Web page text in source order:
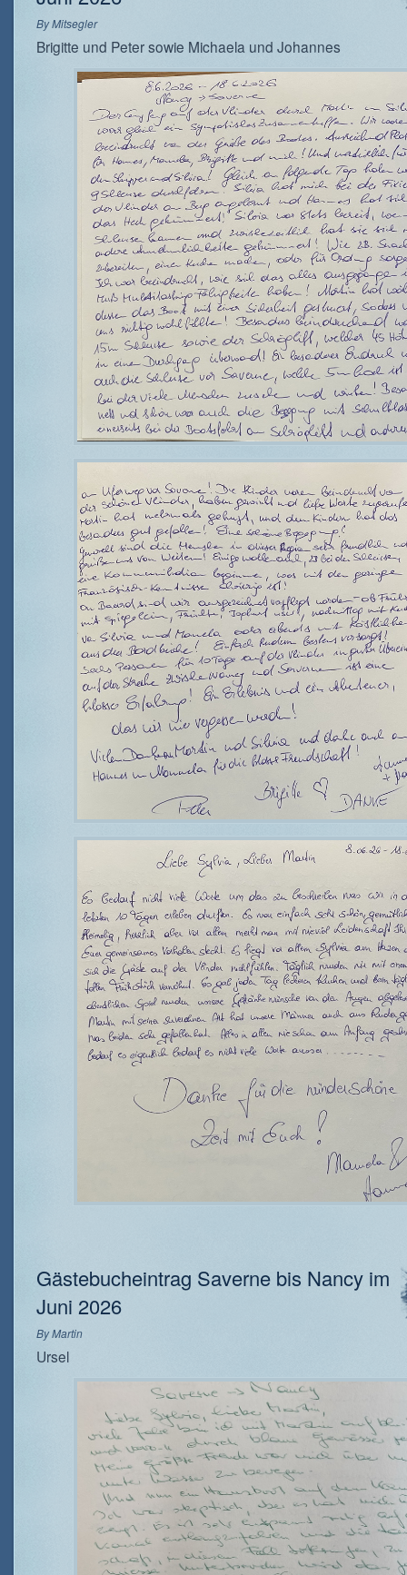
ByMitsegler
Brigitte und Peter sowie Michaela und Johannes
Gästebucheintrag Saverne bis Nancy im
Juni 2026
ByMartin
Ursel